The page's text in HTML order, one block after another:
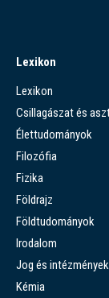
Lexikon
Lexikon
Csillagászat és
Élettudományok
Filozófia
Fizika
Földrajz
Földtudományok
Irodalom
Jog és intézmények
Kémia